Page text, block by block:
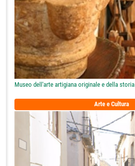
Museo dell'arte artigiana originale e della storia
Arte e Cultura